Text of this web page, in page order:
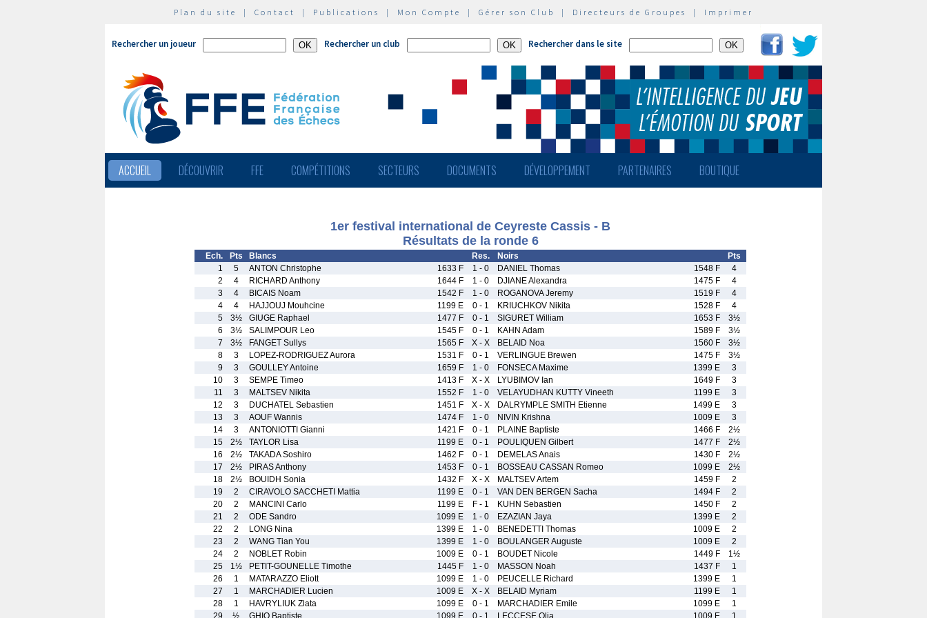
Plan du site | Contact | Publications | Mon Compte | Gérer son Club | Directeurs de Groupes | Imprimer
Rechercher un joueur Rechercher un club Rechercher dans le site
ACCUEIL DÉCOUVRIR FFE COMPÉTITIONS SECTEURS DOCUMENTS DÉVELOPPEMENT PARTENAIRES BOUTIQUE
1er festival international de Ceyreste Cassis - B
Résultats de la ronde 6
Ech. Pts Blancs Res. Noirs
Pts
1
5 ANTON Christophe 1633 F 1 - 0 DANIEL Thomas 1548 F
4
2
4 RICHARD Anthony 1644 F 1 - 0 DJIANE Alexandra 1475 F
4
3
4 BICAIS Noam 1542 F 1 - 0 ROGANOVA Jeremy 1519 F
4
4
4 HAJJOUJ Mouhcine 1199 E 0 - 1 KRIUCHKOV Nikita 1528 F
4
5
3½ GIUGE Raphael 1477 F 0 - 1 SIGURET William 1653 F
3½
6
3½ SALIMPOUR Leo 1545 F 0 - 1 KAHN Adam 1589 F
3½
7
3½ FANGET Sullys 1565 F X - X BELAID Noa 1560 F
3½
8
3 LOPEZ-RODRIGUEZ Aurora 1531 F 0 - 1 VERLINGUE Brewen 1475 F
3½
9
3 GOULLEY Antoine 1659 F 1 - 0 FONSECA Maxime 1399 E
3
10
3 SEMPE Timeo 1413 F X - X LYUBIMOV Ian 1649 F
3
11
3 MALTSEV Nikita 1552 F 1 - 0 VELAYUDHAN KUTTY Vineeth 1199 E
3
12
3 DUCHATEL Sebastien 1451 F X - X DALRYMPLE SMITH Etienne 1499 E
3
13
3 AOUF Wannis 1474 F 1 - 0 NIVIN Krishna 1009 E
3
14
3 ANTONIOTTI Gianni 1421 F 0 - 1 PLAINE Baptiste 1466 F
2½
15
2½ TAYLOR Lisa 1199 E 0 - 1 POULIQUEN Gilbert 1477 F
2½
16
2½ TAKADA Soshiro 1462 F 0 - 1 DEMELAS Anais 1430 F
2½
17
2½ PIRAS Anthony 1453 F 0 - 1 BOSSEAU CASSAN Romeo 1099 E
2½
18
2½ BOUIDH Sonia 1432 F X - X MALTSEV Artem 1459 F
2
19
2 CIRAVOLO SACCHETI Mattia 1199 E 0 - 1 VAN DEN BERGEN Sacha 1494 F
2
20
2 MANCINI Carlo 1199 E F - 1 KUHN Sebastien 1450 F
2
21
2 ODE Sandro 1099 E 1 - 0 EZAZIAN Jaya 1399 E
2
22
2 LONG Nina 1399 E 1 - 0 BENEDETTI Thomas 1009 E
2
23
2 WANG Tian You 1399 E 1 - 0 BOULANGER Auguste 1009 E
2
24
2 NOBLET Robin 1009 E 0 - 1 BOUDET Nicole 1449 F
1½
25
1½ PETIT-GOUNELLE Timothe 1445 F 1 - 0 MASSON Noah 1437 F
1
26
1 MATARAZZO Eliott 1099 E 1 - 0 PEUCELLE Richard 1399 E
1
27
1 MARCHADIER Lucien 1009 E X - X BELAID Myriam 1199 E
1
28
1 HAVRYLIUK Zlata 1099 E 0 - 1 MARCHADIER Emile 1099 E
1
29
½ GHIO Baptiste 1099 E 0 - 1 LECCESE Olia 1009 E 1